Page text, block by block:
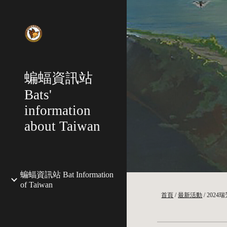
蝙蝠資訊站
Bats'
information
about Taiwan
蝙蝠資訊站 Bat Information
of Taiwan
首頁 /最新活動 /2024